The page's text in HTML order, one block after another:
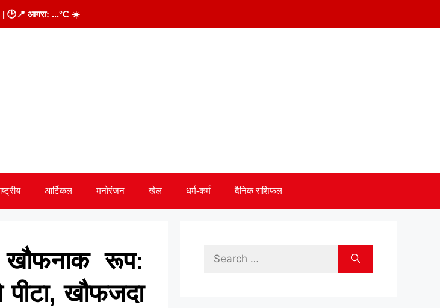
| 🕒📍 आगरा: ...°C ☀️
आर्टिकल मनोरंजन खेल धर्म-कर्म दैनिक राशिफल
रूप:
पीटा, खौफजदा
Search